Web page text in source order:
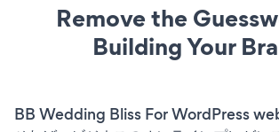
Remove the
Building Your
BB Wedding Bliss For WordPress